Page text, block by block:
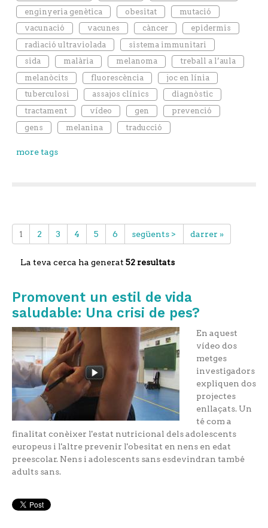
enginyeria genètica
obesitat
mutació
vacunació
vacunes càncer
epidermis
radiació ultraviolada
sistema immunitari
sida
malària melanoma
treball a l’aula
melanòcits
fluorescència
joc en línia
tuberculosi
assajos clínics
diagnòstic
tractament
vídeo gen
prevenció
gens
melanina traducció
more tags
1 2 3 4 5 6 següents > darrer »
La teva cerca ha generat 52 resultats
Promovent un estil de vida
saludable: Una crisi de pes?
En aquest
vídeo dos
metges
investigadors
expliquen dos
projectes
enllaçats. Un
té com a
finalitat conèixer l'estat nutricional dels adolescents
europeus i l'altre prevenir l'obesitat en nens en edat
preescolar. Nens i adolescents sans esdevindran també
adults sans.